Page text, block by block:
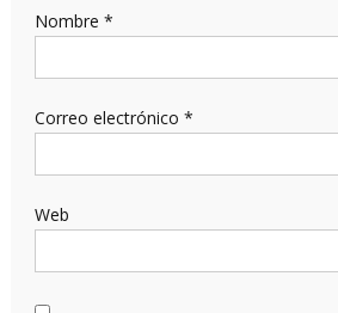
Nombre *
Correo electrónico *
Web